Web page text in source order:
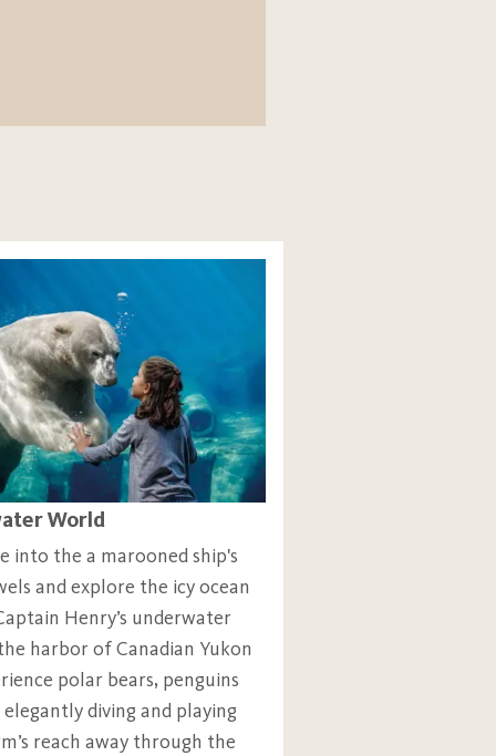
and anyone preferring
an additional free ticket,
is subject to the
our service point)
150 €
94 €
76 €
66 €
World
into the a marooned ship's
and explore the icy ocean
Henry’s underwater
harbor of Canadian Yukon
polar bears, penguins
elegantly diving and playing
reach away through the